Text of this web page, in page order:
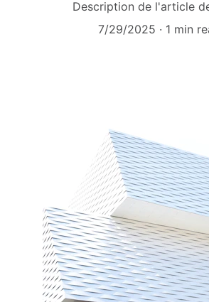
Description de l'article
7/29/2025
1 min